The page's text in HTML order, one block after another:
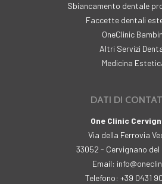
Sbiancamento dentale
Faccette dentali
OneClinic
Altri Servizi
Medicina
DATI DI
One Clinic
Via della Ferrovia
33052 - Cervignano del
Email:
Telefono: +39 0431